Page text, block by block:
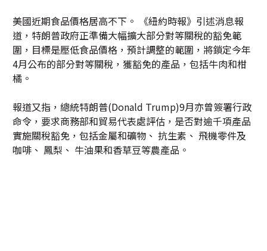
美國近期食品價格居高不下。 《紐約時報》引述消息報
道，特朗普政府正準備大幅擴大部分對等關稅的豁免範
圍，目標是壓低食品價格，預計調整的範圍，將鎖定今年
4月公布的部分對等關稅，獲豁免的產品，包括牛肉和柑
橘。
報道又指，總統特朗普(Donald Trump)9月亦曾簽署行政
命令，要求商務部和貿易代表處評估，是否對逾千項產品
實施關稅豁免，包括金屬和礦物、 抗生素、 飛機零件及
咖啡、 鳳梨、 牛油果和香草豆等農產品。